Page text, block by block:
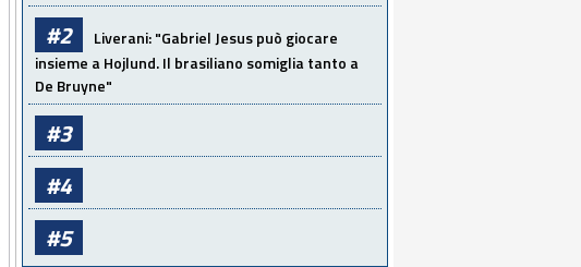
#2
Liverani: "Gabriel Jesus può giocare
insieme a Hojlund. Il brasiliano somiglia tanto a
De Bruyne"
#3
#4
#5